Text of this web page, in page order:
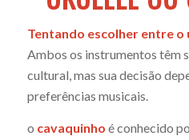
Tentando escolher entre o
Ambos os instrumentos têm
cultural, mas sua decisão
preferências musicais.
o cavaquinho é conhecido